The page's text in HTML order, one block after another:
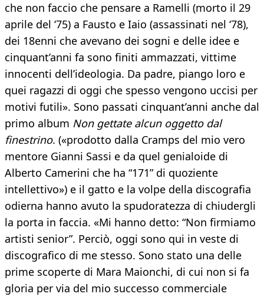
che non faccio che pensare a Ramelli (morto il 29
aprile del ‘75) a Fausto e Iaio (assassinati nel ‘78),
dei 18enni che avevano dei sogni e delle idee e
cinquant’anni fa sono finiti ammazzati, vittime
innocenti dell’ideologia. Da padre, piango loro e
quei ragazzi di oggi che spesso vengono uccisi per
motivi futili». Sono passati cinquant’anni anche dal
primo album Non gettate alcun oggetto dal
finestrino. («prodotto dalla Cramps del mio vero
mentore Gianni Sassi e da quel genialoide di
Alberto Camerini che ha “171” di quoziente
intellettivo») e il gatto e la volpe della discografia
odierna hanno avuto la spudoratezza di chiudergli
la porta in faccia. «Mi hanno detto: “Non firmiamo
artisti senior”. Perciò, oggi sono qui in veste di
discografico di me stesso. Sono stato una delle
prime scoperte di Mara Maionchi, di cui non si fa
gloria per via del mio successo commerciale